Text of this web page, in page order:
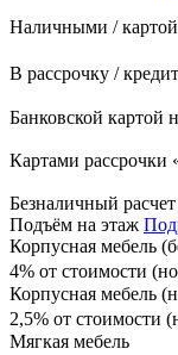
Наличными /
В рассрочку /
Банковской картой
Картами рассрочки
Безналичный
Подъём на этаж
Корпусная мебель
4% от стоимости
Корпусная мебель
2,5% от стоимости
Мягкая мебель